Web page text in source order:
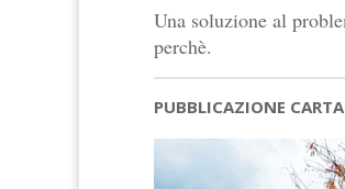
Una soluzione al
perchè.
PUBBLICAZIONE